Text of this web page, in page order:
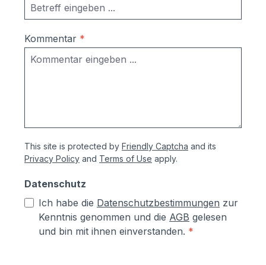
Aluminium- und Stahlteile, Ausnahme
eloxierte Oberflächen, eine
lösungsmittelfreie Pulverlackierung (z.T.
auch Kunststoffbeschichtung genannt) mit
Polyesterpulver in Fassadenqualität, dies
können einfach selbst ausgetauscht
werden Türen sind mit Hammerschrauben
Montage bzw. Austuasch im Falle einer
Beschädigung durch Laien möglich
Kommentar *
This site is protected by Friendly Captcha and its
Privacy Policy and Terms of Use apply.
Datenschutz
Ich habe die Datenschutzbestimmungen zur
Kenntnis genommen und die AGB gelesen
und bin mit ihnen einverstanden. *